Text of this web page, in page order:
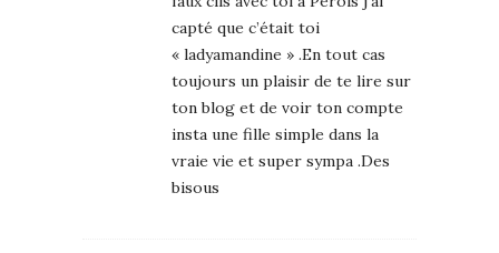
capté que c’était toi
« ladyamandine » .En tout cas
toujours un plaisir de te lire sur
ton blog et de voir ton compte
insta une fille simple dans la
vraie vie et super sympa .Des
bisous